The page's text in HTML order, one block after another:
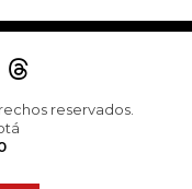
reservados.